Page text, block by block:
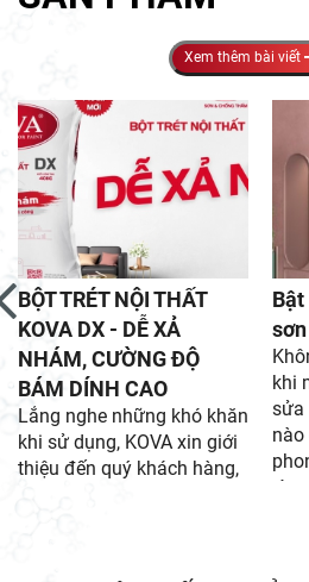
Xem thêm bài viết
BỘT TRÉT NỘI THẤT
KOVA DX - DỄ XẢ
NHÁM, CƯỜNG ĐỘ
BÁM DÍNH CAO
Lắng nghe những khó khăn
khi sử dụng, KOVA xin giới
thiệu đến quý khách hàng,
khi
sửa